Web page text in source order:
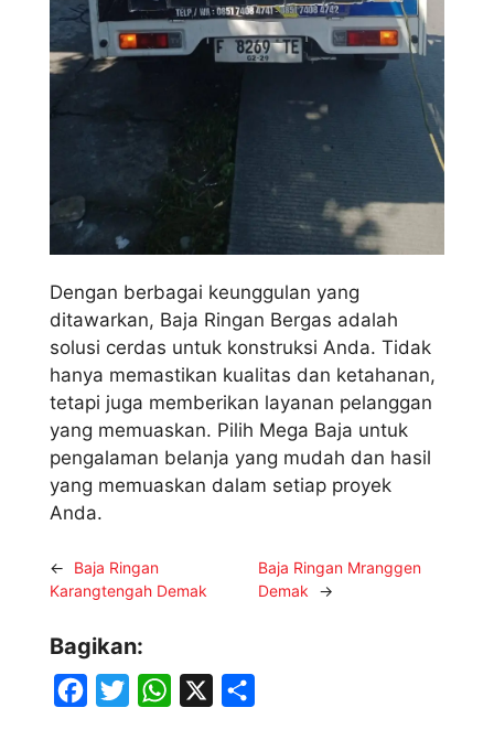
Dengan berbagai keunggulan yang
ditawarkan, Baja Ringan Bergas adalah
solusi cerdas untuk konstruksi Anda. Tidak
hanya memastikan kualitas dan ketahanan,
tetapi juga memberikan layanan pelanggan
yang memuaskan. Pilih Mega Baja untuk
pengalaman belanja yang mudah dan hasil
yang memuaskan dalam setiap proyek
Anda.
←
Baja Ringan
Karangtengah Demak
Baja Ringan Mranggen
Demak
→
Bagikan:
W